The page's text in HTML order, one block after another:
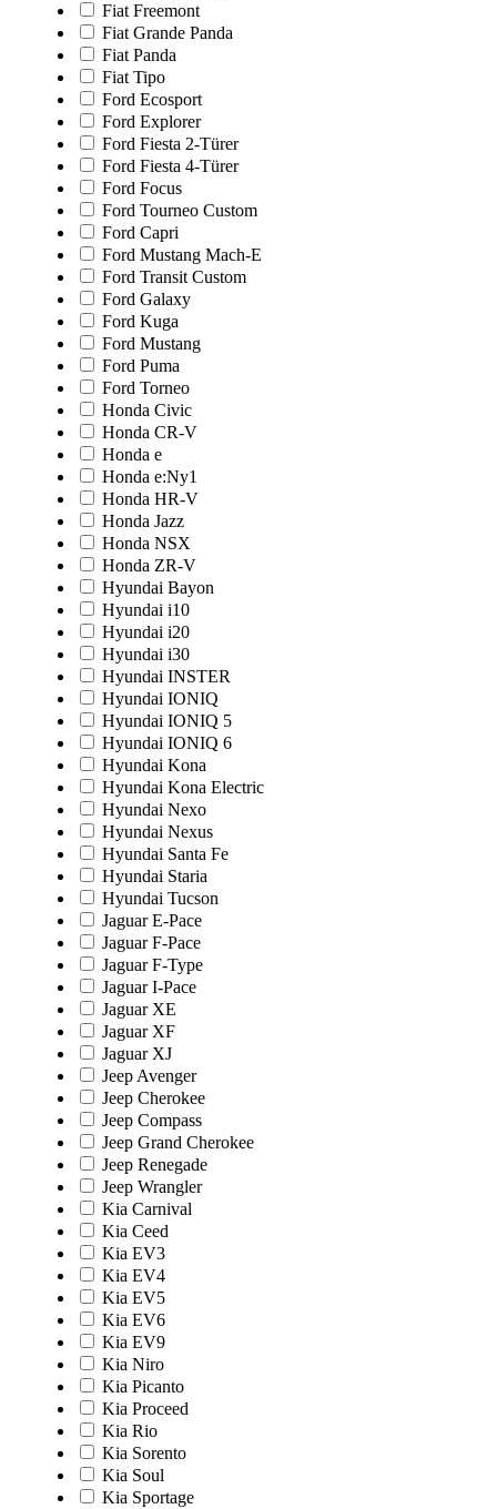
Fiat Freemont
Fiat Grande Panda
Fiat Panda
Fiat Tipo
Ford Ecosport
Ford Explorer
Ford Fiesta 2-Türer
Ford Fiesta 4-Türer
Ford Focus
Ford Tourneo Custom
Ford Capri
Ford Mustang Mach-E
Ford Transit Custom
Ford Galaxy
Ford Kuga
Ford Mustang
Ford Puma
Ford Torneo
Honda Civic
Honda CR-V
Honda e
Honda e:Ny1
Honda HR-V
Honda Jazz
Honda NSX
Honda ZR-V
Hyundai Bayon
Hyundai i10
Hyundai i20
Hyundai i30
Hyundai INSTER
Hyundai IONIQ
Hyundai IONIQ 5
Hyundai IONIQ 6
Hyundai Kona
Hyundai Kona Electric
Hyundai Nexo
Hyundai Nexus
Hyundai Santa Fe
Hyundai Staria
Hyundai Tucson
Jaguar E-Pace
Jaguar F-Pace
Jaguar F-Type
Jaguar I-Pace
Jaguar XE
Jaguar XF
Jaguar XJ
Jeep Avenger
Jeep Cherokee
Jeep Compass
Jeep Grand Cherokee
Jeep Renegade
Jeep Wrangler
Kia Carnival
Kia Ceed
Kia EV3
Kia EV4
Kia EV5
Kia EV6
Kia EV9
Kia Niro
Kia Picanto
Kia Proceed
Kia Rio
Kia Sorento
Kia Soul
Kia Sportage